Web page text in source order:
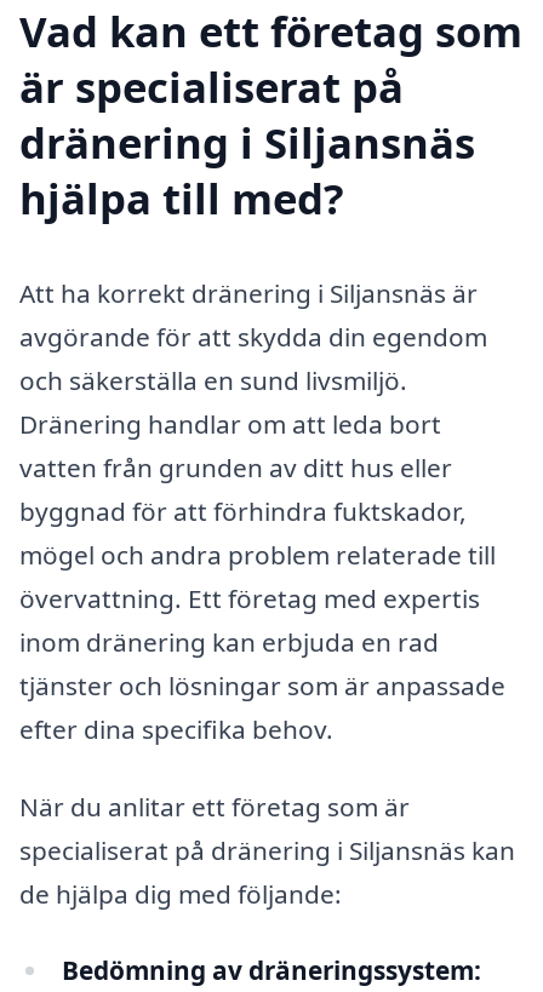
Vad kan ett företag som
är specialiserat på
dränering i Siljansnäs
hjälpa till med?
Att ha korrekt dränering i Siljansnäs är
avgörande för att skydda din egendom
och säkerställa en sund livsmiljö.
Dränering handlar om att leda bort
vatten från grunden av ditt hus eller
byggnad för att förhindra fuktskador,
mögel och andra problem relaterade till
övervattning. Ett företag med expertis
inom dränering kan erbjuda en rad
tjänster och lösningar som är anpassade
efter dina specifika behov.
När du anlitar ett företag som är
specialiserat på dränering i Siljansnäs kan
de hjälpa dig med följande:
Bedömning av dräneringssystem: